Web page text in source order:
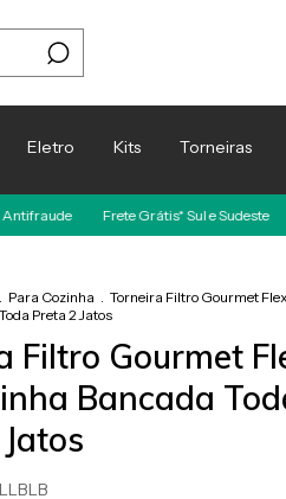
Eletro Kits Torneiras
Grátis* Sul e Sudeste Desconto no PIX
. Para Cozinha . Torneira Filtro Gourmet
Preta 2 Jatos
Filtro Gourmet
Bancada